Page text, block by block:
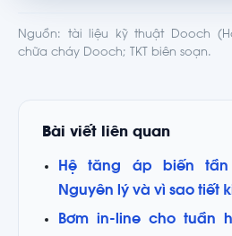
Nguồn: tài liệu kỹ thuật Dooch
chữa cháy Dooch; TKT biên soạn.
Bài viết liên quan
Hệ tăng áp biến tần
Nguyên lý và vì sao tiết
Bơm in-line cho tuần